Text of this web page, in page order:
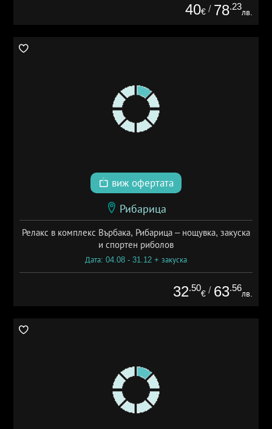
40€ / 78.23
лв.
виж офертата
Рибарица
Релакс в комплекс Върбака, Рибарица – нощувка, закуска
и спортен риболов
Дата: 04.08 - 31.12 + закуска
32.50
€ / 63.56
лв.